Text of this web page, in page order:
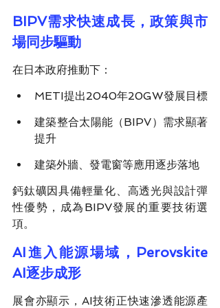
BIPV需求快速成長，政策與市
場同步驅動
在日本政府推動下：
METI提出2040年20GW發展目標
建築整合太陽能（BIPV）需求顯著
提升
建築外牆、發電窗等應用逐步落地
鈣鈦礦因具備輕量化、高透光與設計彈
性優勢，成為BIPV發展的重要技術選
項。
AI進入能源場域，Perovskite
AI逐步成形
展會亦顯示，AI技術正快速滲透能源產